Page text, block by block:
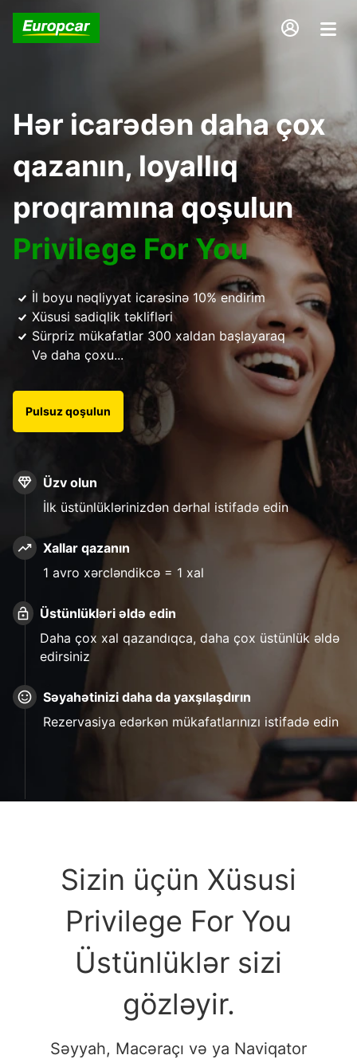
Hər icarədən daha çox
qazanın, loyallıq
proqramına qoşulun
Privilege For You
İl boyu nəqliyyat icarəsinə 10% endirim
Xüsusi sadiqlik təklifləri
Sürpriz mükafatlar 300 xaldan başlayaraq
Və daha çoxu...
Pulsuz qoşulun
Üzv olun
İlk üstünlüklərinizdən dərhal istifadə edin
Xallar qazanın
1 avro xərcləndikcə = 1 xal
Üstünlükləri əldə edin
Daha çox xal qazandıqca, daha çox üstünlük əldə
edirsiniz
Səyahətinizi daha da yaxşılaşdırın
Rezervasiya edərkən mükafatlarınızı istifadə edin
Sizin üçün Xüsusi
Privilege For You
Üstünlüklər sizi
gözləyir.
Səyyah, Macəraçı və ya Naviqator